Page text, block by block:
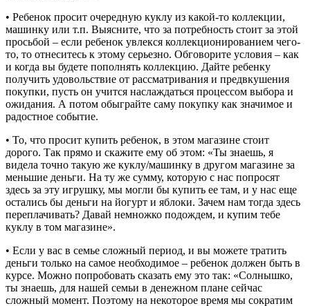
• Ребенок просит очередную куклу из какой-то коллекции,
машинку или т.п. Выясните, что за потребность стоит за этой
просьбой – если ребенок увлекся коллекционированием чего-
то, то отнеситесь к этому серьезно. Обговорите условия – как
и когда вы будете пополнять коллекцию. Дайте ребенку
получить удовольствие от рассматривания и предвкушения
покупки, пусть он учится наслаждаться процессом выбора и
ожидания. А потом обыграйте саму покупку как значимое и
радостное событие.
• То, что просит купить ребенок, в этом магазине стоит
дорого. Так прямо и скажите ему об этом: «Ты знаешь, я
видела точно такую же куклу/машинку в другом магазине за
меньшие деньги. На ту же сумму, которую с нас попросят
здесь за эту игрушку, мы могли бы купить ее там, и у нас еще
остались бы деньги на йогурт и яблоки. Зачем нам тогда здесь
переплачивать? Давай немножко подождем, и купим тебе
куклу в том магазине».
• Если у вас в семье сложный период, и вы можете тратить
деньги только на самое необходимое – ребенок должен быть в
курсе. Можно попробовать сказать ему это так: «Солнышко,
ты знаешь, для нашей семьи в денежном плане сейчас
сложный момент. Поэтому на некоторое время мы сократим